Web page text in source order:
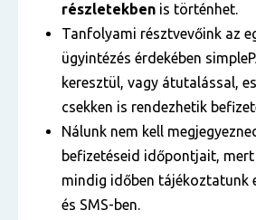
részletekben is történhet.
Tanfolyami résztvevőink az
ügyintézés érdekében
keresztül, vagy átutalással,
csekken is rendezhetik
Nálunk nem kell
befizetéseid időpontjait,
mindig időben tájékoztatunk
és SMS-ben.